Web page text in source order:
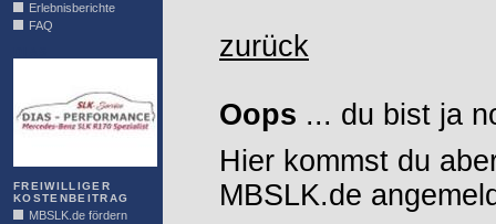
Erlebnisberichte
FAQ
FREIWILLIGER
KOSTENBEITRAG
MBSLK.de fördern
zurück
Oops ... du bist ja
Hier kommst du
MBSLK.de